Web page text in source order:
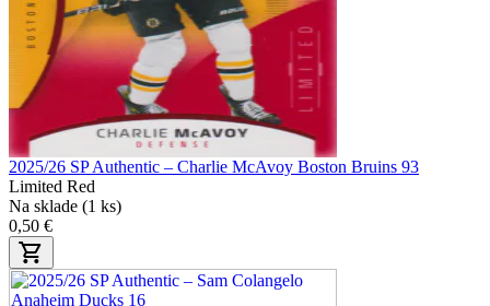
2025/26 SP Authentic – Charlie McAvoy Boston Bruins 93
Limited Red
Na sklade (1 ks)
0,50 €